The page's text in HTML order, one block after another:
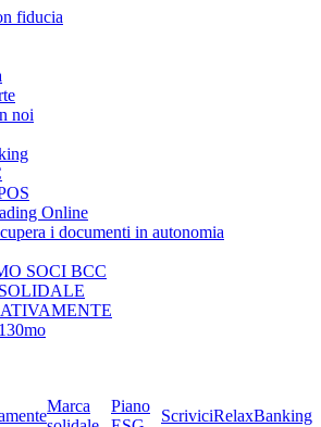
fiducia
noi
Online
i documenti in autonomia
SOCI BCC
Marca
Piano
ScriviciRelaxBanking